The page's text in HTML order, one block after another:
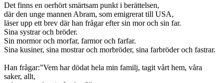
Det finns en oerhört smärtsam punkt i berättelsen,
där den unge mannen Abram, som emigrerat till USA,
läser upp ett brev där han frågar efter sin mor och sin far.
Sina systrar och bröder.
Sin mormor och morfar, farmor och farfar.
Sina kusiner, sina mostrar och morbröder, sina farbröder och fastrar.
Han frågar:”Vem har dödat hela min familj, tagit vårt hem, våra
saker, allt,